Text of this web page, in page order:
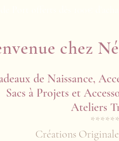
chez
de Naissance,
Sacs à Projets et
Ateliers
******
Créations